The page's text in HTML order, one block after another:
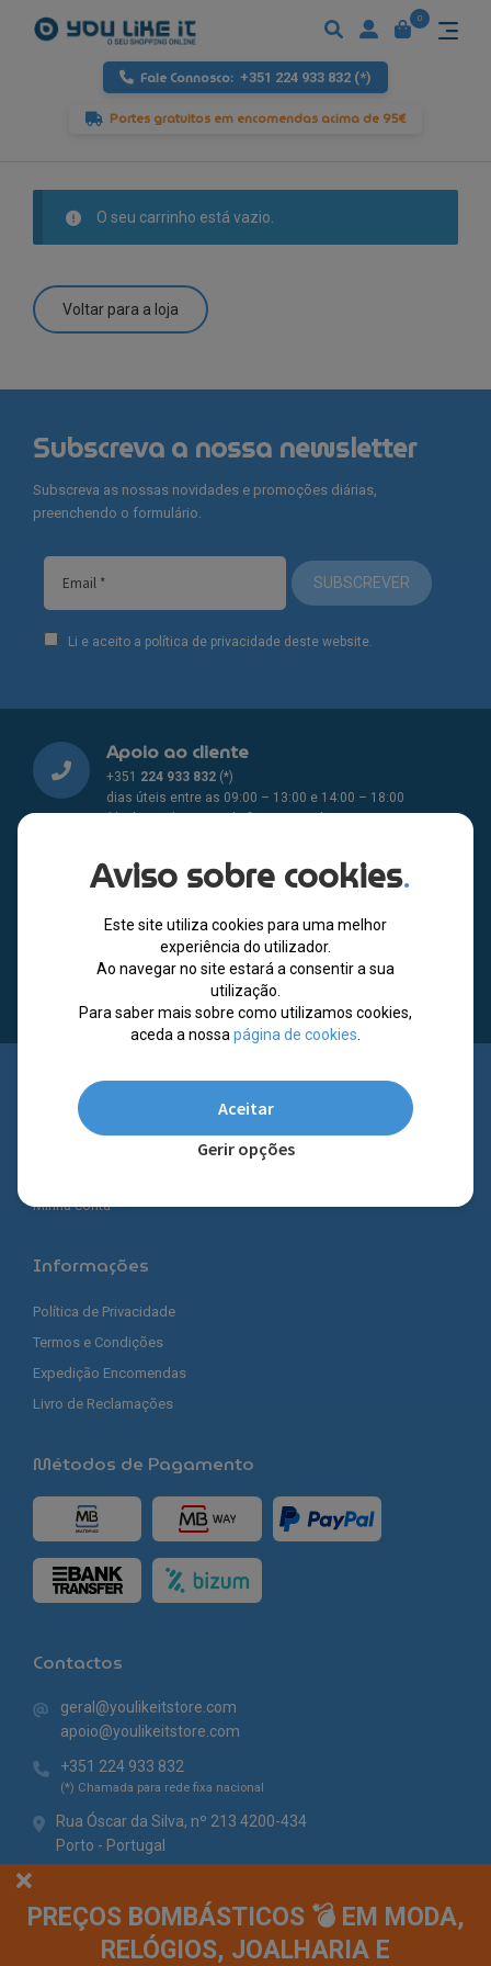
Fale Connosco: +351 224 933 832 (*)
Portes gratuitos em encomendas acima de 95€
0
O seu carrinho está vazio.
Voltar para a loja
Aviso sobre cookies.
Este site utiliza cookies para uma melhor
experiência do utilizador.
Ao navegar no site estará a consentir a sua
utilização.
Para saber mais sobre como utilizamos cookies,
aceda a nossa página de cookies
Aceitar
Gerir opções
PREÇOS BOMBÁSTICOS 💣 EM MODA,
RELÓGIOS, JOALHARIA E
Subscreva a nossa newsletter
Subscreva as nossas novidades e promoções diárias,
preenchendo o formulário.
SUBSCREVER
Li e aceito a política de privacidade deste website.
Apoio ao cliente
+351 224 933 832 (*)
dias úteis entre as 09:00 – 13:00 e 14:00 – 18:00
(*) Chamada para rede fixa nacional
Envie-nos uma mensagem
Pagamento seguro
Métodos de pagamento seguros
Links Úteis
Os Nossos Preços | Quem Somos
Minha conta
Informações
Política de Privacidade
Termos e Condições
Expedição Encomendas
Livro de Reclamações
Métodos de Pagamento
Contactos
geral@youlikeitstore.com
apoio@youlikeitstore.com
+351 224 933 832
(*) Chamada para rede fixa nacional
Rua Óscar da Silva, nº 213 4200-434
Porto - Portugal